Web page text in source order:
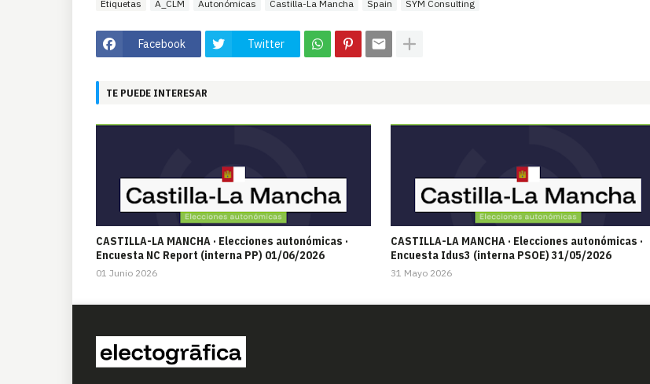
Etiquetas A_CLM Autonómicas Castilla-La Mancha Spain SYM Consulting
Facebook Twitter
TE PUEDE INTERESAR
CASTILLA-LA MANCHA · Elecciones autonómicas ·
Encuesta NC Report (interna PP) 01/06/2026
01 Junio 2026
CASTILLA-LA MANCHA · Elecciones autonómicas ·
Encuesta Idus3 (interna PSOE) 31/05/2026
31 Mayo 2026